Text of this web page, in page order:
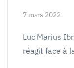
7 mars 2022
Luc Marius
réagit face à